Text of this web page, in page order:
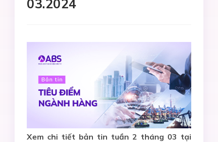
03.2024
Xem chi tiết bản tin tuần 2 tháng 03 tại